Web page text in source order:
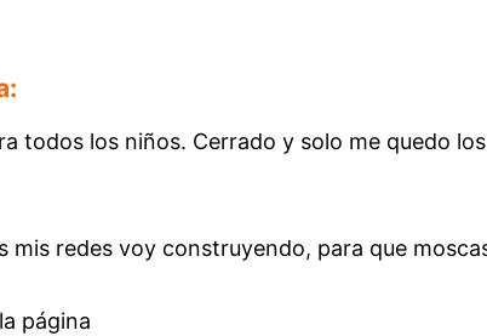
todos los niños. Cerrado y solo me quedo
mis redes voy construyendo, para que
página